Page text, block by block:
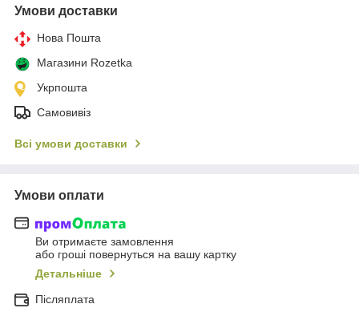
Умови доставки
Нова Пошта
Магазини Rozetka
Укрпошта
Самовивіз
Всі умови доставки
Умови оплати
Ви отримаєте замовлення
або гроші повернуться на вашу картку
Детальніше
Післяплата